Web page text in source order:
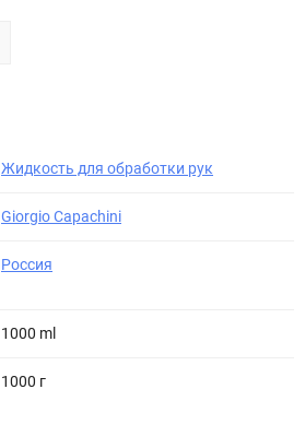
Жидкость для обработки рук
Giorgio Capachini
Россия
1000 ml
1000 г